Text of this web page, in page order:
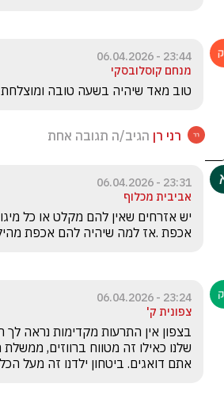
23:44 - 06.04.2026
מנחם קוסלובסקי
טוב מאד שיהיה בשעה טובה ומוצלחת
רני רן הגיב/ה תגובה אחת
23:31 - 06.04.2026
אביבית מכלוף
אכפת .אז למה שיהיה להם אכפת
23:24 - 06.04.2026
צפונית ק'
אתם דואגים. ביטחון ילדנו זה מעל הכל